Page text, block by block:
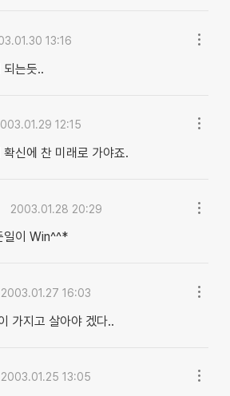
13:16
되는듯..
12:15
신에 찬 미래로 가야죠.
2003.01.28 20:29
일이 Win^^*
2003.01.27 16:03
가지고 살아야 겠다..
2003.01.25 13:05